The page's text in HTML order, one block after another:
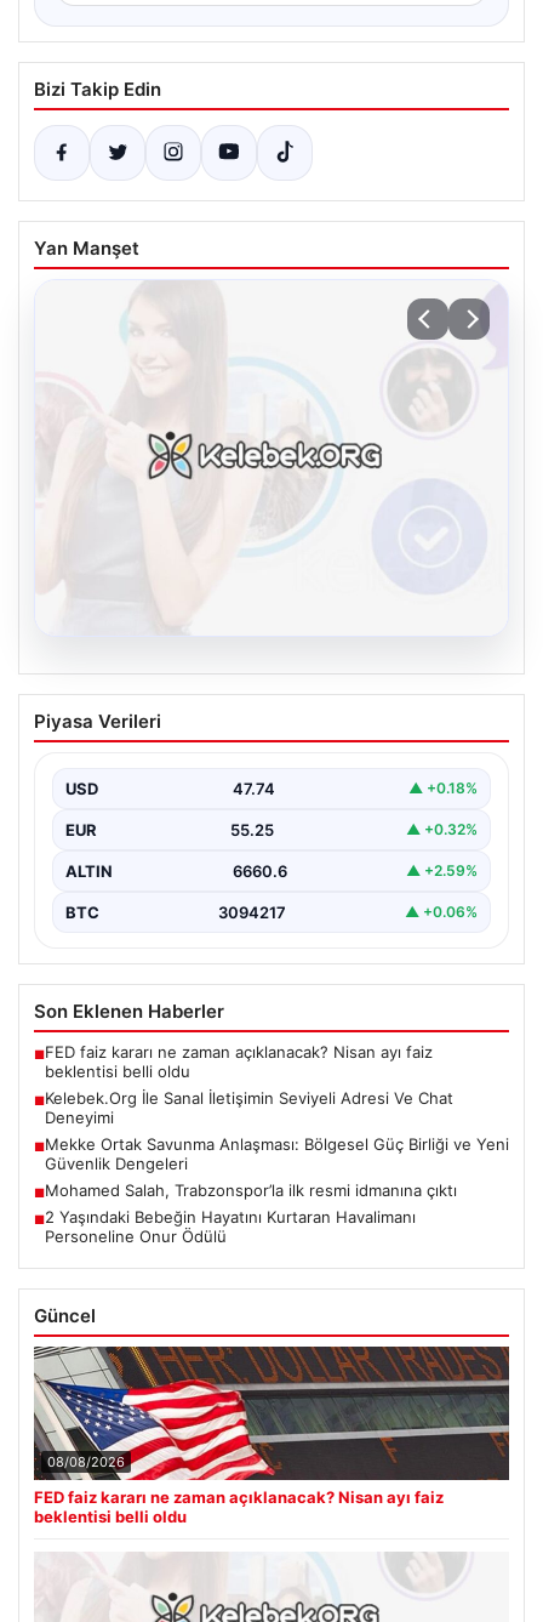
Bizi Takip Edin
Yan Manşet
Kelebek.Org İle Sanal İletişimin Seviyeli
Adresi Ve Chat Deneyimi
iletişim kurması büyük bir önem barındırmaktadır.
Günümüzde birçok…
Piyasa Verileri
USD 47.74 ▲ +0.18%
EUR 55.25 ▲ +0.32%
ALTIN 6660.6 ▲ +2.59%
BTC 3094217 ▲ +0.06%
Son Eklenen Haberler
■FED faiz kararı ne zaman açıklanacak? Nisan ayı faiz
beklentisi belli oldu
■Kelebek.Org İle Sanal İletişimin Seviyeli Adresi Ve Chat
Deneyimi
■Mekke Ortak Savunma Anlaşması: Bölgesel Güç Birliği ve Yeni
Güvenlik Dengeleri
■Mohamed Salah, Trabzonspor’la ilk resmi idmanına çıktı
■2 Yaşındaki Bebeğin Hayatını Kurtaran Havalimanı
Personeline Onur Ödülü
Güncel
08/08/2026
FED faiz kararı ne zaman açıklanacak? Nisan ayı faiz
beklentisi belli oldu